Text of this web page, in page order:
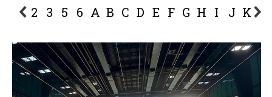
2 3 5 6 A B C D E F G H I J K L